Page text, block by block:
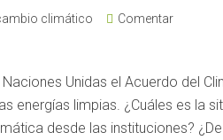
climático Comentar
Unidas el Acuerdo del
energías limpias. ¿Cuáles es la
desde las instituciones?